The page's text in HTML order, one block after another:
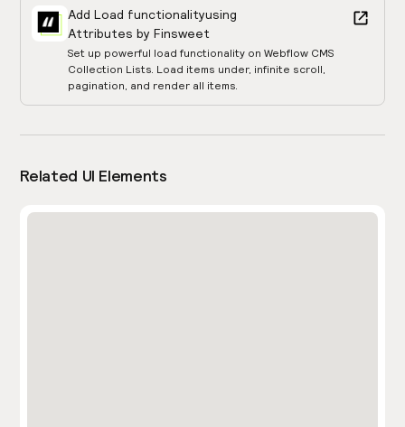
Add Load functionalityusing
Attributes by Finsweet
Set up powerful load functionality on Webflow CMS
Collection Lists. Load items under, infinite scroll,
pagination, and render all items.
Related UI Elements